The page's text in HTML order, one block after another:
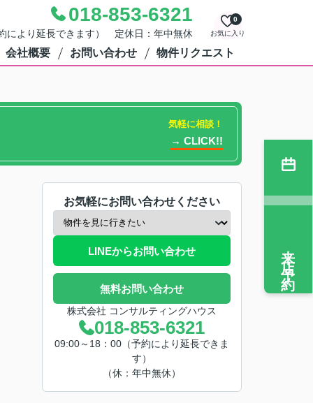
018-853-6321
により延長できます） 定休日：年中無休 お気に入り
0
会社概要 お問い合わせ 物件リクエスト
気軽に相談！
→ CLICK!!
お気軽にお問い合わせください
LINEからお問い合わせ
無料お問い合わせ
株式会社 コンサルティングハウス
018-853-6321
09:00～18：00（予約により延長できま
す）
（休：年中無休）
来店予約